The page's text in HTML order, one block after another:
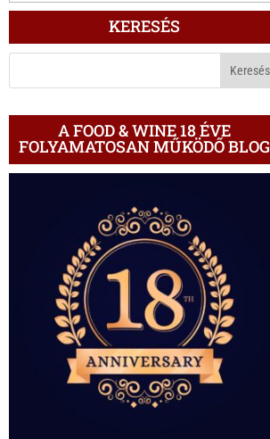
ÍRÁS
BLOGON
KERESÉS
A FOOD & WINE 18 ÉVE
FOLYAMATOSAN MŰKÖDŐ BLOG